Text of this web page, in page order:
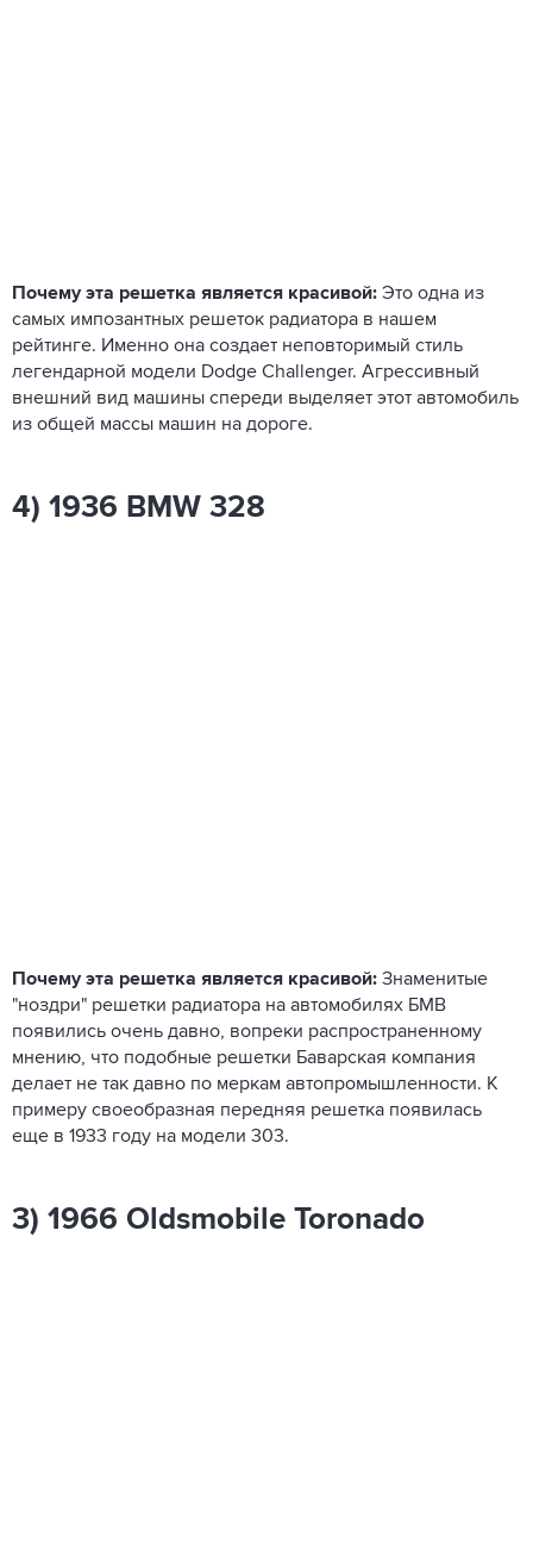
Почему эта решетка является красивой: Это одна из
самых импозантных решеток радиатора в нашем
рейтинге. Именно она создает неповторимый стиль
легендарной модели Dodge Challenger. Агрессивный
внешний вид машины спереди выделяет этот автомобиль
из общей массы машин на дороге.
4) 1936 BMW 328
Почему эта решетка является красивой: Знаменитые
"ноздри" решетки радиатора на автомобилях БМВ
появились очень давно, вопреки распространенному
мнению, что подобные решетки Баварская компания
делает не так давно по меркам автопромышленности. К
примеру своеобразная передняя решетка появилась
еще в 1933 году на модели 303.
3) 1966 Oldsmobile Toronado